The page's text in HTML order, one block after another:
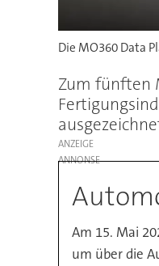
Die MO360 Data
Zum fünften
ANZEIGE
Am 15. Mai
um über die